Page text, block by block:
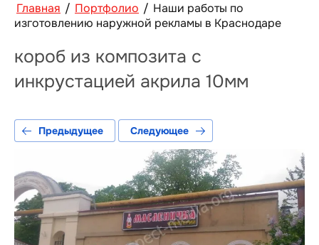
Главная / Портфолио / Наши работы по
изготовлению наружной рекламы в Краснодаре
короб из композита с
инкрустацией акрила 10мм
Предыдущее Следующее